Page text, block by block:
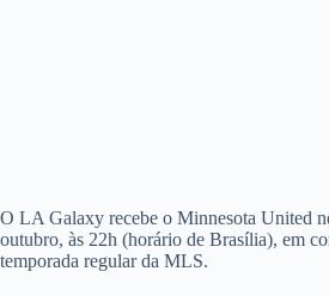
O LA Galaxy recebe o Minnesota United
outubro, às 22h (horário de Brasília), em
temporada regular da MLS.